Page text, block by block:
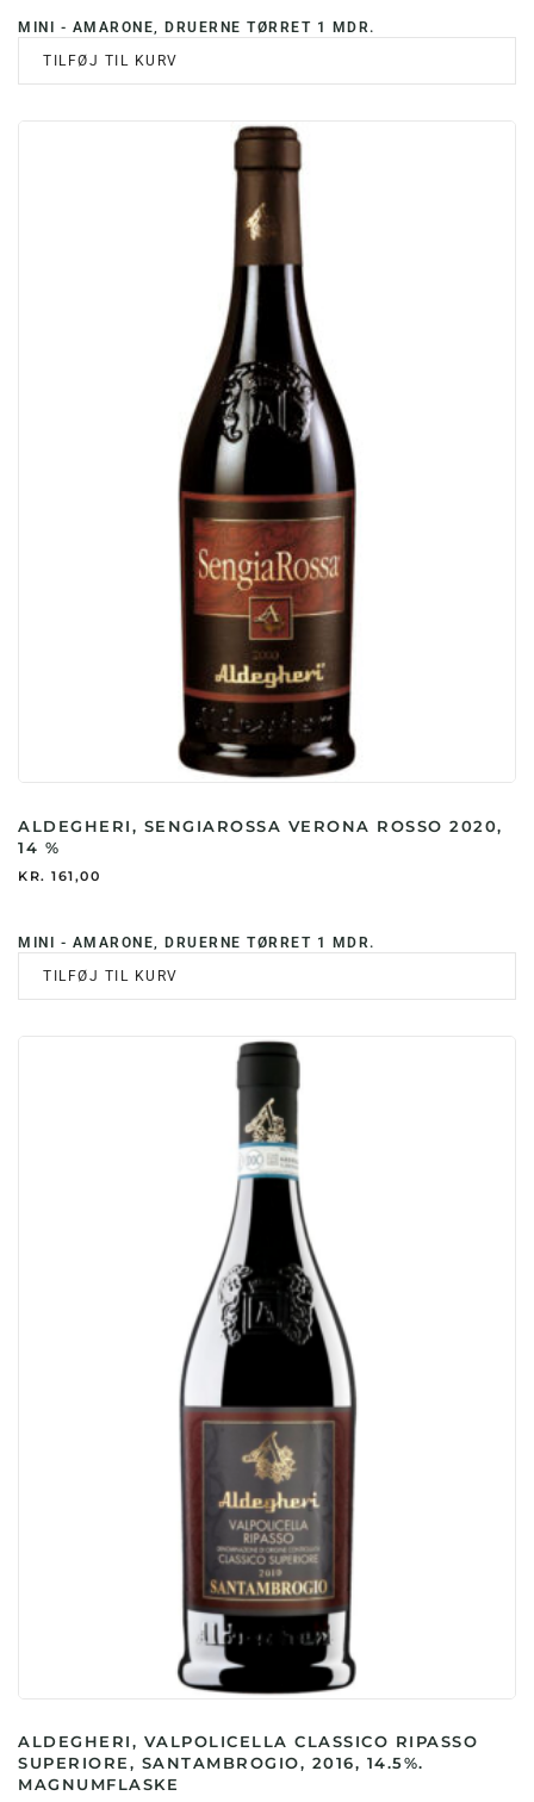
MINI - AMARONE, DRUERNE TØRRET 1 MDR.
TILFØJ TIL KURV
ALDEGHERI, SENGIAROSSA VERONA ROSSO 2020,
14 %
KR. 161,00
MINI - AMARONE, DRUERNE TØRRET 1 MDR.
TILFØJ TIL KURV
ALDEGHERI, VALPOLICELLA CLASSICO RIPASSO
SUPERIORE, SANTAMBROGIO, 2016, 14.5%.
MAGNUMFLASKE